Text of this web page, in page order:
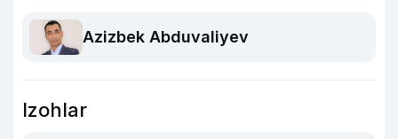
Azizbek Abduvaliyev
Izohlar